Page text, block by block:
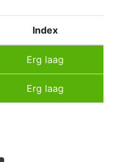
Index
Erg laag
Erg laag